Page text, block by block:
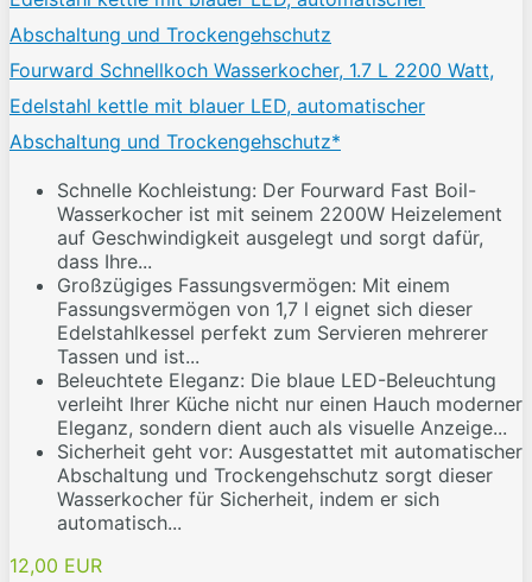
Fourward Schnellkoch Wasserkocher, 1.7 L 2200 Watt,
Edelstahl kettle mit blauer LED, automatischer
Abschaltung und Trockengehschutz*
Schnelle Kochleistung: Der Fourward Fast Boil-
Wasserkocher ist mit seinem 2200W Heizelement
auf Geschwindigkeit ausgelegt und sorgt dafür,
dass Ihre...
Großzügiges Fassungsvermögen: Mit einem
Fassungsvermögen von 1,7 l eignet sich dieser
Edelstahlkessel perfekt zum Servieren mehrerer
Tassen und ist...
Beleuchtete Eleganz: Die blaue LED-Beleuchtung
verleiht Ihrer Küche nicht nur einen Hauch moderner
Eleganz, sondern dient auch als visuelle Anzeige...
Sicherheit geht vor: Ausgestattet mit automatischer
Abschaltung und Trockengehschutz sorgt dieser
Wasserkocher für Sicherheit, indem er sich
automatisch...
12,00 EUR